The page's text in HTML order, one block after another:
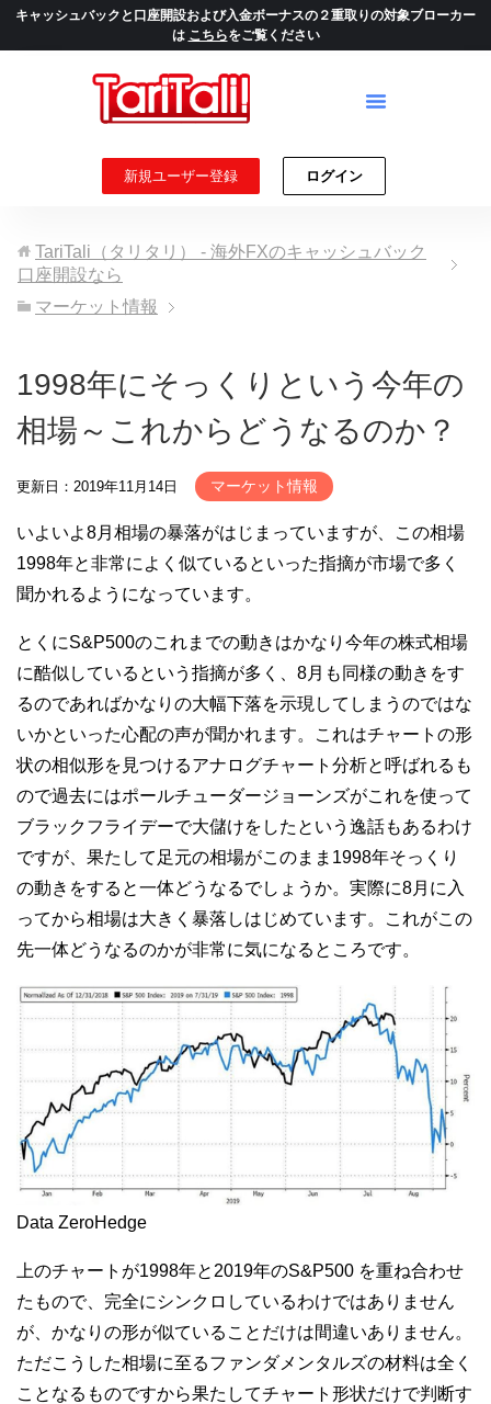
キャッシュバックと口座開設および入金ボーナスの２重取りの対象ブローカー
は こちらをご覧ください
新規ユーザー登録 ログイン
TariTali（タリタリ） - 海外FXのキャッシュバック
口座開設なら
マーケット情報
1998年にそっくりという今年の
相場～これからどうなるのか？
更新日：2019年11月14日 マーケット情報
いよいよ8月相場の暴落がはじまっていますが、この相場
1998年と非常によく似ているといった指摘が市場で多く
聞かれるようになっています。
とくにS&P500のこれまでの動きはかなり今年の株式相場
に酷似しているという指摘が多く、8月も同様の動きをす
るのであればかなりの大幅下落を示現してしまうのではな
いかといった心配の声が聞かれます。これはチャートの形
状の相似形を見つけるアナログチャート分析と呼ばれるも
ので過去にはポールチューダージョーンズがこれを使って
ブラックフライデーで大儲けをしたという逸話もあるわけ
ですが、果たして足元の相場がこのまま1998年そっくり
の動きをすると一体どうなるでしょうか。実際に8月に入
ってから相場は大きく暴落しはじめています。これがこの
先一体どうなるのかが非常に気になるところです。
Data ZeroHedge
上のチャートが1998年と2019年のS&P500 を重ね合わせ
たもので、完全にシンクロしているわけではありません
が、かなりの形が似ていることだけは間違いありません。
ただこうした相場に至るファンダメンタルズの材料は全く
ことなるものですから果たしてチャート形状だけで判断す